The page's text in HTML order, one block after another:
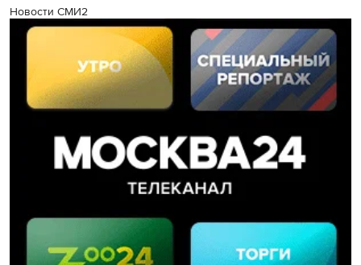
Новости СМИ2